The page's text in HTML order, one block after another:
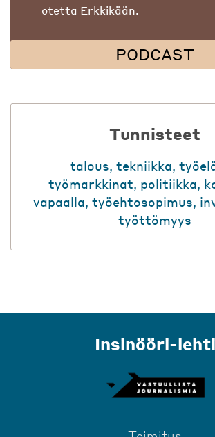
otetta Erkkikään.
PODCAST
Tunnisteet
talous, tekniikka,
työmarkkinat, politiikka,
vapaalla, työehtosopimus,
työttömyys
Insinööri-lehti